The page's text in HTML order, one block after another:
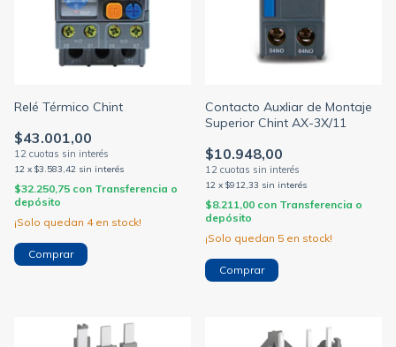
Relé Térmico Chint
$43.001,00
12 x $3.583,42 sin interés
$32.250,75 con Transferencia o
depósito
¡Solo quedan 4en stock!
Comprar
Contacto Auxliar de Montaje
Superior Chint AX-3X/11
$10.948,00
12 x $912,33 sin interés
$8.211,00 con Transferencia o
depósito
¡Solo quedan 5 en stock!